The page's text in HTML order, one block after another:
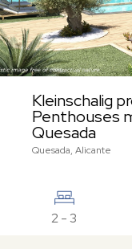
Kleinschalig
Penthouses
Quesada
Quesada, Alicante
2 - 3